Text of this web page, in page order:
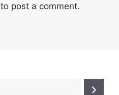
to post a comment.